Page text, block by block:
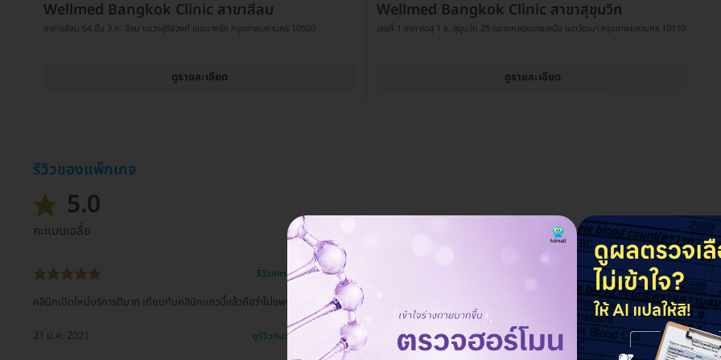
Wellmed Bangkok Clinic สาขาสีลม
อาคารสีลม 64 ชั้น 3 ถ. สีลม แขวงสุริยวงศ์ เขตบางรัก กรุงเทพมหานคร 10500
ดูรายละเอียด
Wellmed Bangkok Clinic สาขาสุขุมวิท
เลขที่ 1 อาคารวสุ 1 ซ. สุขุมวิท 25 แขวงคลองเตยเหนือ เขตวัฒนา กรุงเทพมหานคร 10110
ดูรายละเอียด
รีวิวของแพ็กเกจ
5.0
คะแนนเฉลี่ย
รีวิวสถานที่ให้บริการ 🏥
คลินิกเปิดใหม่บริการดีมาก เทียบกับคลินิกแถวนี้แล้วถือว่าไม่แพงเลย
21 ม.ค. 2021 ดูรีวิวต้นฉบับ